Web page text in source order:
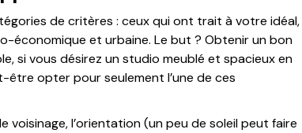
de critères : ceux qui ont trait à votre idéal,
économique et urbaine. Le but ? Obtenir un bon
si vous désirez un studio meublé et spacieux en
opter pour seulement l’une de ces
voisinage, l’orientation (un peu de soleil peut faire